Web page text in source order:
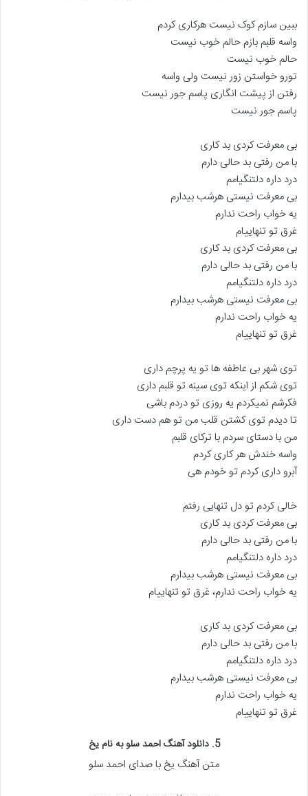
ببین سازم کوک نیست هرکاری کردم
واسه قلبم بازم حالم خوب نیست
حالم خوب نیست
تورو خواستن زور نیست ولی واسه
رفتن از پیشت انگاری پاسم جور نیست
پاسم جور نیست
بی معرفت کردی بد کاری
با من رفتی بد حالی دارم
درد داره دلتنگیامم
بی معرفت نیستی هرشب بیدارم
یه خواب راحت ندارم
غرق تو تنهاییام
بی معرفت کردی بد کاری
با من رفتی بد حالی دارم
درد داره دلتنگیامم
بی معرفت نیستی هرشب بیدارم
یه خواب راحت ندارم
غرق تو تنهاییام
توی شهر بی عاطفه ها تو یه پرچم داری
توی شکم از اینکه توی سینه تو قلبم داری
فکرشم نمیکردم یه روزی تو دردم باشی
تا دیدم توی کشتن قلب من تو هم دست داری
من با دستای سردم با ترکای قلبم
واسه خندش هر کاری کردم
آبرو داری کردم تو خودم هی
خالی کردم تو دل تنهایی رفتم
بی معرفت کردی بد کاری
با من رفتی بد حالی دارم
درد داره دلتنگیامم
بی معرفت نیستی هرشب بیدارم
یه خواب راحت ندارم، غرق تو تنهاییام
بی معرفت کردی بد کاری
با من رفتی بد حالی دارم
درد داره دلتنگیامم
بی معرفت نیستی هرشب بیدارم
یه خواب راحت ندارم
غرق تو تنهاییام
5. دانلود آهنگ احمد سلو به نام یخ
متن آهنگ یخ با صدای احمد سلو